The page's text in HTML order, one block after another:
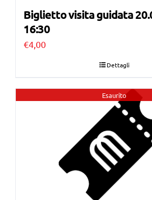
Biglietto visita guidata
16:30
€4,00
Dettagli
Esaurito